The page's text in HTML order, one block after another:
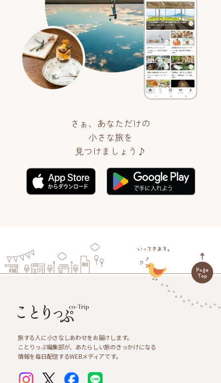
さぁ、あなただけの
小さな旅を
見つけましょう♪
旅する人に小さなしあわせをお届けします。
ことりっぷ編集部が、あたらしい旅のきっかけになる
情報を毎日配信するWEBメディアです。